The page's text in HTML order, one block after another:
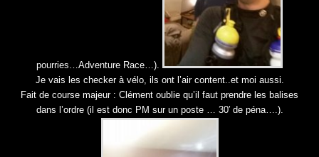
pourries…Adventure Race…).
Je vais les checker à vélo, ils ont l’air content..et moi aussi.
Fait de course majeur : Clément oublie qu’il faut prendre les balises
dans l’ordre (il est donc PM sur un poste … 30′ de péna….).